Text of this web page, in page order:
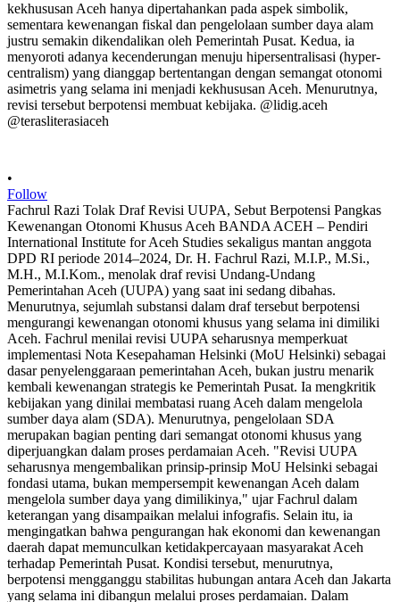
•
Follow
Fachrul Razi Tolak Draf Revisi UUPA, Sebut Berpotensi Pangkas
Kewenangan Otonomi Khusus Aceh BANDA ACEH – Pendiri
International Institute for Aceh Studies sekaligus mantan anggota
DPD RI periode 2014–2024, Dr. H. Fachrul Razi, M.I.P., M.Si.,
M.H., M.I.Kom., menolak draf revisi Undang-Undang
Pemerintahan Aceh (UUPA) yang saat ini sedang dibahas.
Menurutnya, sejumlah substansi dalam draf tersebut berpotensi
mengurangi kewenangan otonomi khusus yang selama ini dimiliki
Aceh. Fachrul menilai revisi UUPA seharusnya memperkuat
implementasi Nota Kesepahaman Helsinki (MoU Helsinki) sebagai
dasar penyelenggaraan pemerintahan Aceh, bukan justru menarik
kembali kewenangan strategis ke Pemerintah Pusat. Ia mengkritik
kebijakan yang dinilai membatasi ruang Aceh dalam mengelola
sumber daya alam (SDA). Menurutnya, pengelolaan SDA
merupakan bagian penting dari semangat otonomi khusus yang
diperjuangkan dalam proses perdamaian Aceh. "Revisi UUPA
seharusnya mengembalikan prinsip-prinsip MoU Helsinki sebagai
fondasi utama, bukan mempersempit kewenangan Aceh dalam
mengelola sumber daya yang dimilikinya," ujar Fachrul dalam
keterangan yang disampaikan melalui infografis. Selain itu, ia
mengingatkan bahwa pengurangan hak ekonomi dan kewenangan
daerah dapat memunculkan ketidakpercayaan masyarakat Aceh
terhadap Pemerintah Pusat. Kondisi tersebut, menurutnya,
berpotensi mengganggu stabilitas hubungan antara Aceh dan Jakarta
yang selama ini dibangun melalui proses perdamaian. Dalam